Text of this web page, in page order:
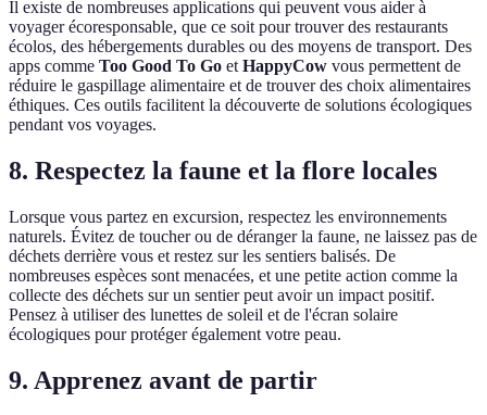
Il existe de nombreuses applications qui peuvent vous aider à
voyager écoresponsable, que ce soit pour trouver des restaurants
écolos, des hébergements durables ou des moyens de transport. Des
apps comme Too Good To Go et HappyCow vous permettent de
réduire le gaspillage alimentaire et de trouver des choix alimentaires
éthiques. Ces outils facilitent la découverte de solutions écologiques
pendant vos voyages.
8. Respectez la faune et la flore locales
Lorsque vous partez en excursion, respectez les environnements
naturels. Évitez de toucher ou de déranger la faune, ne laissez pas de
déchets derrière vous et restez sur les sentiers balisés. De
nombreuses espèces sont menacées, et une petite action comme la
collecte des déchets sur un sentier peut avoir un impact positif.
Pensez à utiliser des lunettes de soleil et de l'écran solaire
écologiques pour protéger également votre peau.
9. Apprenez avant de partir